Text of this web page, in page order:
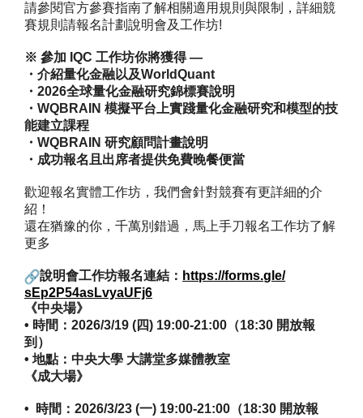
請參閱官方參賽指南了解相關適用規則與限制， 詳細競
賽規則請報名計劃說明會及工作坊!
※ 參加 IQC 工作坊你將獲得 —
・介紹量化金融以及WorldQuant
・2026全球量化金融研究錦標賽說明
・WQBRAIN 模擬平台上實踐量化金融研究和模型的技
能建立課程
・WQBRAIN 研究顧問計畫說明
・成功報名且出席者提供免費晚餐便當
歡迎報名實體工作坊，我們會針對競賽有更詳細的介
紹！
還在猶豫的你，千萬別錯過，馬上手刀報名工作坊了解
更多
說明會工作坊報名連結： https://forms.gle/
sEp2P54asLvyaUFj6
《中央場》
• 時間：2026/3/19 (四) 19:00-21:00（18:30 開放報
到）
• 地點：中央大學 大講堂多媒體教室
《成大場》
•  時間：2026/3/23 (一) 19:00-21:00（18:30 開放報